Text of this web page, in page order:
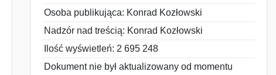
Osoba publikująca: Konrad Kozłowski
Nadzór nad treścią: Konrad Kozłowski
Ilość wyświetleń: 2 695 248
Dokument nie był aktualizowany od momentu